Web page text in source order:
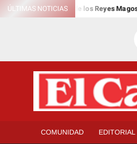
Saltar
ÚLTIMAS NOTICIAS
el 12º Día Anual de los Reyes
COMUNIDAD EDITORIAL